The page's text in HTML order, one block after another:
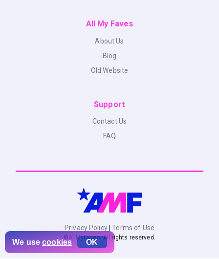
All My Faves
About Us
Blog
Old Website
Support
Contact Us
FAQ
Privacy Policy Terms of Use
© AllMyFaves. All rights reserved.
We usecookies OK